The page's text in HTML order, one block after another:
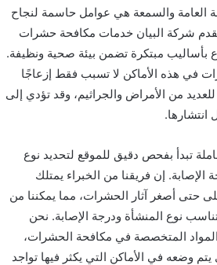
العامة والسمعة هي عوامل حاسمة لنجاح
شركة البيان خدمات مكافحة حشرات
بأساليب مبتكرة تضمن بيئة صحية ونظيفة.
في هذه الأماكن لا تسبب فقط إزعاجًا
من الأمراض والجراثيم، وقد تؤدي إلى
انتشارها.
تبدأ بفحص دقيق للموقع لتحديد نوع
إن فريقنا من الخبراء يمتلك
حتى أصغر آثار الحشرات، مما يمكننا من
نوع المنشأة ودرجة الإصابة. نحن
المتخصصة في مكافحة الحشرات،
وضعه في الأماكن التي يكثر فيها تواجد